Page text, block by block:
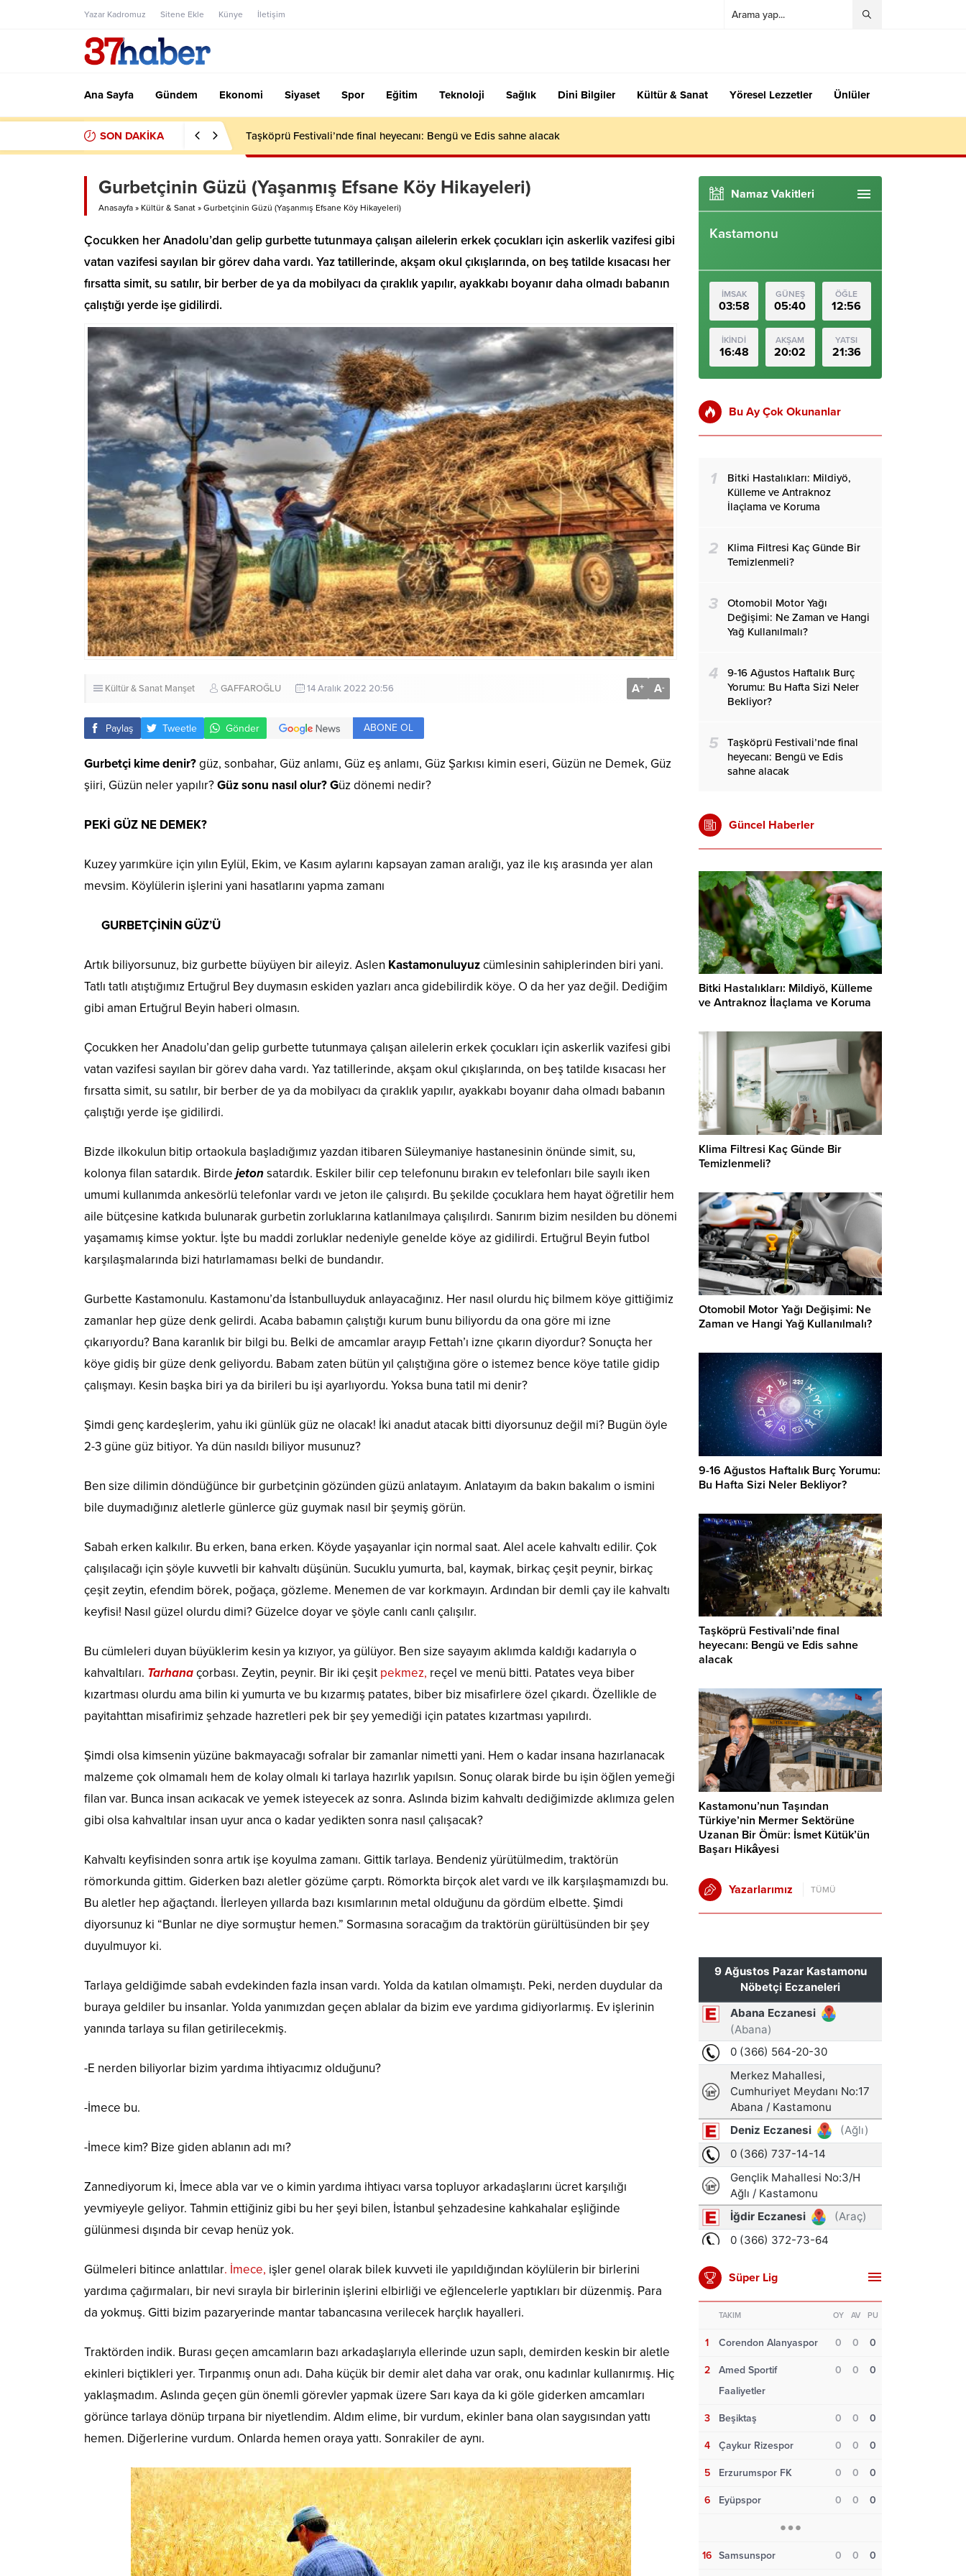
Yazar Kadromuz Sitene Ekle Künye İletişim
Ana Sayfa Gündem Ekonomi Siyaset Spor Eğitim Teknoloji Sağlık Dini Bilgiler Kültür & Sanat Yöresel Lezzetler Ünlüler
SON DAKİKA Taşköprü Festivali’nde final heyecanı: Bengü ve Edis sahne alacak
Gurbetçinin Güzü (Yaşanmış Efsane Köy Hikayeleri)
Anasayfa » Kültür & Sanat » Gurbetçinin Güzü (Yaşanmış Efsane Köy Hikayeleri)
Çocukken her Anadolu’dan gelip gurbette tutunmaya çalışan ailelerin erkek çocukları için askerlik vazifesi gibi
vatan vazifesi sayılan bir görev daha vardı. Yaz tatillerinde, akşam okul çıkışlarında, on beş tatilde kısacası her
fırsatta simit, su satılır, bir berber de ya da mobilyacı da çıraklık yapılır, ayakkabı boyanır daha olmadı babanın
çalıştığı yerde işe gidilirdi.
Kültür & Sanat Manşet GAFFAROĞLU 14 Aralık 2022 20:56 A+ A-
Paylaş Tweetle Gönder ABONE OL
Gurbetçi kime denir?güz, sonbahar, Güz anlamı, Güz eş anlamı, Güz Şarkısı kimin eseri, Güzün ne Demek, Güz
şiiri, Güzün neler yapılır?Güz sonu nasıl olur? Güz dönemi nedir?
PEKİ GÜZ NE DEMEK?
Kuzey yarımküre için yılın Eylül, Ekim, ve Kasım aylarını kapsayan zaman aralığı, yaz ile kış arasında yer alan
mevsim. Köylülerin işlerini yani hasatlarını yapma zamanı
GURBETÇİNİN GÜZ’Ü
Artık biliyorsunuz, biz gurbette büyüyen bir aileyiz. Aslen Kastamonuluyuzcümlesinin sahiplerinden biri yani.
Tatlı tatlı atıştığımız Ertuğrul Bey duymasın eskiden yazları anca gidebilirdik köye. O da her yaz değil. Dediğim
gibi aman Ertuğrul Beyin haberi olmasın.
Çocukken her Anadolu’dan gelip gurbette tutunmaya çalışan ailelerin erkek çocukları için askerlik vazifesi gibi
vatan vazifesi sayılan bir görev daha vardı. Yaz tatillerinde, akşam okul çıkışlarında, on beş tatilde kısacası her
fırsatta simit, su satılır, bir berber de ya da mobilyacı da çıraklık yapılır, ayakkabı boyanır daha olmadı babanın
çalıştığı yerde işe gidilirdi.
Bizde ilkokulun bitip ortaokula başladığımız yazdan itibaren Süleymaniye hastanesinin önünde simit, su,
kolonya filan satardık. Birdejetonsatardık. Eskiler bilir cep telefonunu bırakın ev telefonları bile sayılı iken
umumi kullanımda ankesörlü telefonlar vardı ve jeton ile çalışırdı. Bu şekilde çocuklara hem hayat öğretilir hem
aile bütçesine katkıda bulunarak gurbetin zorluklarına katlanılmaya çalışılırdı. Sanırım bizim nesilden bu dönemi
yaşamamış kimse yoktur. İşte bu maddi zorluklar nedeniyle genelde köye az gidilirdi. Ertuğrul Beyin futbol
karşılaşmalarında bizi hatırlamaması belki de bundandır.
Gurbette Kastamonulu. Kastamonu’da İstanbulluyduk anlayacağınız. Her nasıl olurdu hiç bilmem köye gittiğimiz
zamanlar hep güze denk gelirdi. Acaba babamın çalıştığı kurum bunu biliyordu da ona göre mi izne
çıkarıyordu? Bana karanlık bir bilgi bu. Belki de amcamlar arayıp Fettah’ı izne çıkarın diyordur? Sonuçta her
köye gidiş bir güze denk geliyordu. Babam zaten bütün yıl çalıştığına göre o istemez bence köye tatile gidip
çalışmayı. Kesin başka biri ya da birileri bu işi ayarlıyordu. Yoksa buna tatil mi denir?
Şimdi genç kardeşlerim, yahu iki günlük güz ne olacak! İki anadut atacak bitti diyorsunuz değil mi? Bugün öyle
2-3 güne güz bitiyor. Ya dün nasıldı biliyor musunuz?
Ben size dilimin döndüğünce bir gurbetçinin gözünden güzü anlatayım. Anlatayım da bakın bakalım o ismini
bile duymadığınız aletlerle günlerce güz guymak nasıl bir şeymiş görün.
Sabah erken kalkılır. Bu erken, bana erken. Köyde yaşayanlar için normal saat. Alel acele kahvaltı edilir. Çok
çalışılacağı için şöyle kuvvetli bir kahvaltı düşünün. Sucuklu yumurta, bal, kaymak, birkaç çeşit peynir, birkaç
çeşit zeytin, efendim börek, poğaça, gözleme. Menemen de var korkmayın. Ardından bir demli çay ile kahvaltı
keyfisi! Nasıl güzel olurdu dimi? Güzelce doyar ve şöyle canlı canlı çalışılır.
Bu cümleleri duyan büyüklerim kesin ya kızıyor, ya gülüyor. Ben size sayayım aklımda kaldığı kadarıyla o
kahvaltıları. Tarhanaçorbası. Zeytin, peynir. Bir iki çeşit pekmez, reçel ve menü bitti. Patates veya biber
kızartması olurdu ama bilin ki yumurta ve bu kızarmış patates, biber biz misafirlere özel çıkardı. Özellikle de
payitahttan misafirimiz şehzade hazretleri pek bir şey yemediği için patates kızartması yapılırdı.
Şimdi olsa kimsenin yüzüne bakmayacağı sofralar bir zamanlar nimetti yani. Hem o kadar insana hazırlanacak
malzeme çok olmamalı hem de kolay olmalı ki tarlaya hazırlık yapılsın. Sonuç olarak birde bu işin öğlen yemeği
filan var. Bunca insan acıkacak ve yemek isteyecek az sonra. Aslında bizim kahvaltı dediğimizde aklımıza gelen
gibi olsa kahvaltılar insan uyur anca o kadar yedikten sonra nasıl çalışacak?
Kahvaltı keyfisinden sonra artık işe koyulma zamanı. Gittik tarlaya. Bendeniz yürütülmedim, traktörün
römorkunda gittim. Giderken bazı aletler gözüme çarptı. Römorkta birçok alet vardı ve ilk karşılaşmamızdı bu.
Bu aletler hep ağaçtandı. İlerleyen yıllarda bazı kısımlarının metal olduğunu da gördüm elbette. Şimdi
diyorsunuz ki “Bunlar ne diye sormuştur hemen.” Sormasına soracağım da traktörün gürültüsünden bir şey
duyulmuyor ki.
Tarlaya geldiğimde sabah evdekinden fazla insan vardı. Yolda da katılan olmamıştı. Peki, nerden duydular da
buraya geldiler bu insanlar. Yolda yanımızdan geçen ablalar da bizim eve yardıma gidiyorlarmış. Ev işlerinin
yanında tarlaya su filan getirilecekmiş.
-E nerden biliyorlar bizim yardıma ihtiyacımız olduğunu?
-İmece bu.
-İmece kim? Bize giden ablanın adı mı?
Zannediyorum ki, İmece abla var ve o kimin yardıma ihtiyacı varsa topluyor arkadaşlarını ücret karşılığı
yevmiyeyle geliyor. Tahmin ettiğiniz gibi bu her şeyi bilen, İstanbul şehzadesine kahkahalar eşliğinde
gülünmesi dışında bir cevap henüz yok.
Gülmeleri bitince anlattılar. İmece, işler genel olarak bilek kuvveti ile yapıldığından köylülerin bir birlerini
yardıma çağırmaları, bir nevi sırayla bir birlerinin işlerini elbirliği ve eğlencelerle yaptıkları bir düzenmiş. Para
da yokmuş. Gitti bizim pazaryerinde mantar tabancasına verilecek harçlık hayalleri.
Traktörden indik. Burası geçen amcamların bazı arkadaşlarıyla ellerinde uzun saplı, demirden keskin bir aletle
ekinleri biçtikleri yer. Tırpanmış onun adı. Daha küçük bir demir alet daha var orak, onu kadınlar kullanırmış. Hiç
yaklaşmadım. Aslında geçen gün önemli görevler yapmak üzere Sarı kaya da ki göle giderken amcamları
görünce tarlaya dönüp tırpana bir niyetlendim. Aldım elime, bir vurdum, ekinler bana olan saygısından yattı
hemen. Diğerlerine vurdum. Onlarda hemen oraya yattı. Sonrakiler de aynı.
Namaz Vakitleri
Kastamonu
İMSAK
03:58
GÜNEŞ
05:40
ÖĞLE
12:56
İKİNDİ
16:48
AKŞAM
20:02
YATSI
21:36
Bu Ay Çok Okunanlar
1
Bitki Hastalıkları: Mildiyö,
Külleme ve Antraknoz
İlaçlama ve Koruma
2
Klima Filtresi Kaç Günde Bir
Temizlenmeli?
3
Otomobil Motor Yağı
Değişimi: Ne Zaman ve Hangi
Yağ Kullanılmalı?
4
9-16 Ağustos Haftalık Burç
Yorumu: Bu Hafta Sizi Neler
Bekliyor?
5
Taşköprü Festivali’nde final
heyecanı: Bengü ve Edis
sahne alacak
Güncel Haberler
Bitki Hastalıkları: Mildiyö, Külleme
ve Antraknoz İlaçlama ve Koruma
Klima Filtresi Kaç Günde Bir
Temizlenmeli?
Otomobil Motor Yağı Değişimi: Ne
Zaman ve Hangi Yağ Kullanılmalı?
9-16 Ağustos Haftalık Burç Yorumu:
Bu Hafta Sizi Neler Bekliyor?
Taşköprü Festivali’nde final
heyecanı: Bengü ve Edis sahne
alacak
Kastamonu’nun Taşından
Türkiye’nin Mermer Sektörüne
Uzanan Bir Ömür: İsmet Kütük’ün
Başarı Hikâyesi
Yazarlarımız TÜMÜ
Süper Lig
TAKIM OY AV PU
1 Corendon Alanyaspor 0 0 0
2
Amed Sportif
Faaliyetler
0 0 0
3 Beşiktaş 0 0 0
4 Çaykur Rizespor 0 0 0
5 Erzurumspor FK 0 0 0
6 Eyüpspor 0 0 0
16 Samsunspor 0 0 0